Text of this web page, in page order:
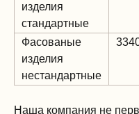
изделия
стандартные
Фасованые
изделия
нестандартные
Наша компания не